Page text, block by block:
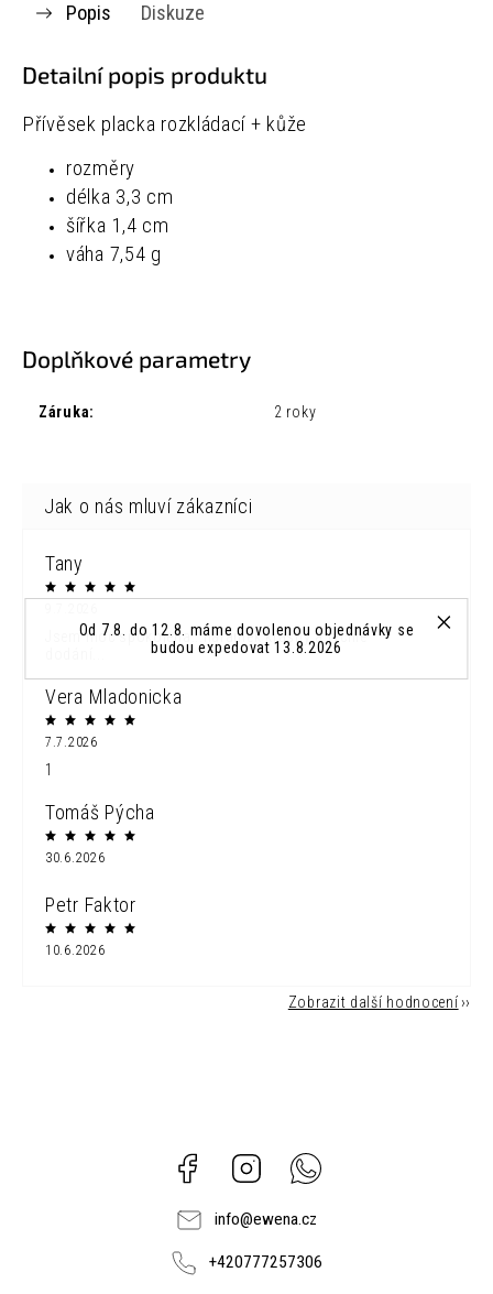
Od 7.8. do 12.8. máme dovolenou objednávky se
budou expedovat 13.8.2026
Popis Diskuze
Detailní popis produktu
Přívěsek placka rozkládací + kůže
rozměry
délka 3,3 cm
šířka 1,4 cm
váha 7,54 g
Doplňkové parametry
Záruka: 2 roky
Tany
Jsem moc spokojena...náramek krásný a rychle
Vera Mladonicka
7.7.2026
1
Tomáš Pýcha
30.6.2026
Petr Faktor
10.6.2026
Zobrazit další hodnocení
Facebook Instagram
info@ewena.cz
+420777257306